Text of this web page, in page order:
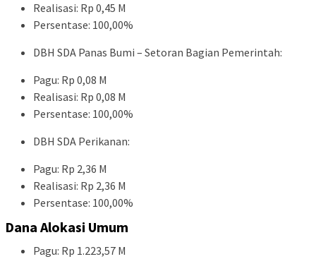
Realisasi: Rp 0,45 M
Persentase: 100,00%
DBH SDA Panas Bumi – Setoran Bagian Pemerintah:
Pagu: Rp 0,08 M
Realisasi: Rp 0,08 M
Persentase: 100,00%
DBH SDA Perikanan:
Pagu: Rp 2,36 M
Realisasi: Rp 2,36 M
Persentase: 100,00%
Dana Alokasi Umum
Pagu: Rp 1.223,57 M